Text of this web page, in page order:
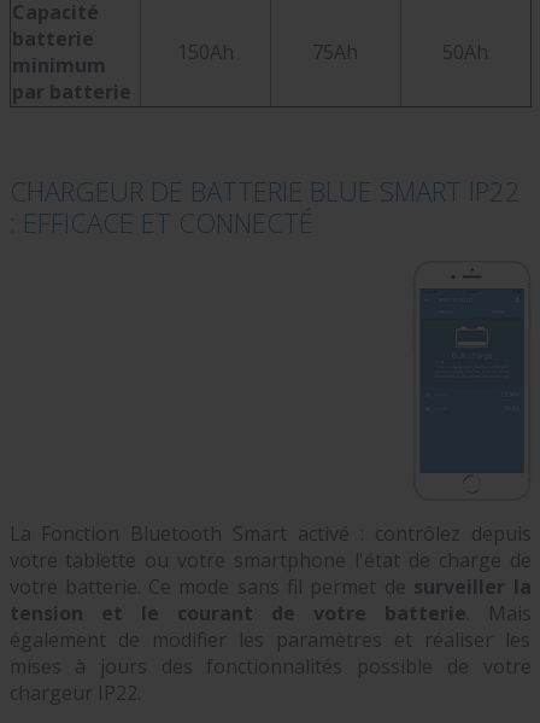
Capacité
batterie
minimum
par batterie
150Ah 75Ah 50Ah
CHARGEUR DE BATTERIE BLUE SMART IP22
: EFFICACE ET CONNECTÉ
La Fonction Bluetooth Smart activé : contrôlez depuis
votre tablette ou votre smartphone l'état de charge de
votre batterie. Ce mode sans fil permet de surveiller la
tension et le courant de votre batterie. Mais
également de modifier les paramètres et réaliser les
mises à jours des fonctionnalités possible de votre
chargeur IP22.